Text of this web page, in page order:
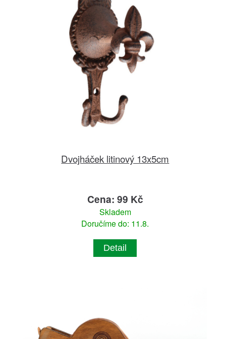
Dvojháček litinový 13x5cm
Cena: 99 Kč
Skladem
Doručíme do: 11.8.
Detail